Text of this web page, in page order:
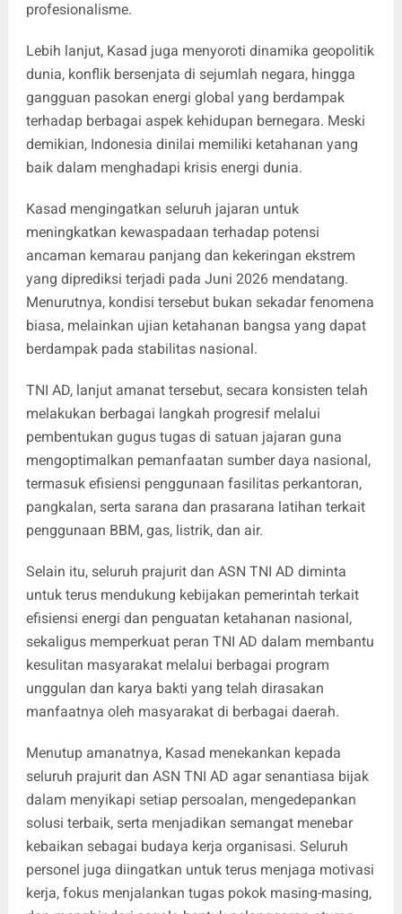
profesionalisme.
Lebih lanjut, Kasad juga menyoroti dinamika geopolitik
dunia, konflik bersenjata di sejumlah negara, hingga
gangguan pasokan energi global yang berdampak
terhadap berbagai aspek kehidupan bernegara. Meski
demikian, Indonesia dinilai memiliki ketahanan yang
baik dalam menghadapi krisis energi dunia.
Kasad mengingatkan seluruh jajaran untuk
meningkatkan kewaspadaan terhadap potensi
ancaman kemarau panjang dan kekeringan ekstrem
yang diprediksi terjadi pada Juni 2026 mendatang.
Menurutnya, kondisi tersebut bukan sekadar fenomena
biasa, melainkan ujian ketahanan bangsa yang dapat
berdampak pada stabilitas nasional.
TNI AD, lanjut amanat tersebut, secara konsisten telah
melakukan berbagai langkah progresif melalui
pembentukan gugus tugas di satuan jajaran guna
mengoptimalkan pemanfaatan sumber daya nasional,
termasuk efisiensi penggunaan fasilitas perkantoran,
pangkalan, serta sarana dan prasarana latihan terkait
penggunaan BBM, gas, listrik, dan air.
Selain itu, seluruh prajurit dan ASN TNI AD diminta
untuk terus mendukung kebijakan pemerintah terkait
efisiensi energi dan penguatan ketahanan nasional,
sekaligus memperkuat peran TNI AD dalam membantu
kesulitan masyarakat melalui berbagai program
unggulan dan karya bakti yang telah dirasakan
manfaatnya oleh masyarakat di berbagai daerah.
Menutup amanatnya, Kasad menekankan kepada
seluruh prajurit dan ASN TNI AD agar senantiasa bijak
dalam menyikapi setiap persoalan, mengedepankan
solusi terbaik, serta menjadikan semangat menebar
kebaikan sebagai budaya kerja organisasi. Seluruh
personel juga diingatkan untuk terus menjaga motivasi
kerja, fokus menjalankan tugas pokok masing-masing,